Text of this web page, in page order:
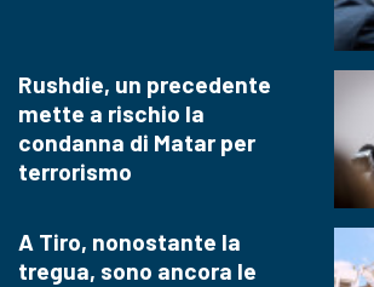
Rushdie, un precedente
mette a rischio la
condanna di Matar per
terrorismo
A Tiro, nonostante la
tregua, sono ancora le